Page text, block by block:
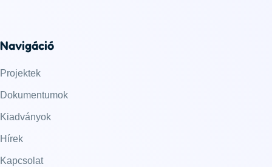
Navigáció
Projektek
Dokumentumok
Kiadványok
Hírek
Kapcsolat